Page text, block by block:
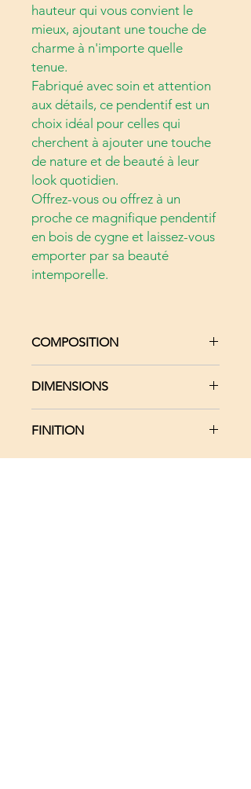
hauteur qui vous convient le
mieux, ajoutant une touche de
charme à n'importe quelle
tenue.
Fabriqué avec soin et attention
aux détails, ce pendentif est un
choix idéal pour celles qui
cherchent à ajouter une touche
de nature et de beauté à leur
look quotidien.
Offrez-vous ou offrez à un
proche ce magnifique pendentif
en bois de cygne et laissez-vous
emporter par sa beauté
intemporelle.
COMPOSITION
Cordon réglable en coton ciré
2 Cabochons en cristal Swarovski
Péridot (vert)
DIMENSIONS
Largeur 6 cm x Épaisseur 1.1 cm
FINITION
Vernis MAT